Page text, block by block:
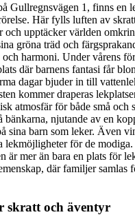
Gullregnsvägen 1, finns en
Här fylls luften av
och upptäcker världen
gröna träd och
harmoni. Under vårens
där barnens fantasi får
dagar bjuder in till
kommer draperas
atmosfär för både små och
bänkarna, njutande av en
sina barn som leker. Även
lekmöjligheter för de
är mer än bara en plats för
där familjer samlas
skratt och äventyr